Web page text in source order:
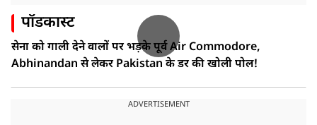
पॉडकास्ट
सेना को गाली देने वालों पर भड़के पूर्व Air Commodore,
Abhinandan से लेकर Pakistan के डर की खोली पोल!
ADVERTISEMENT